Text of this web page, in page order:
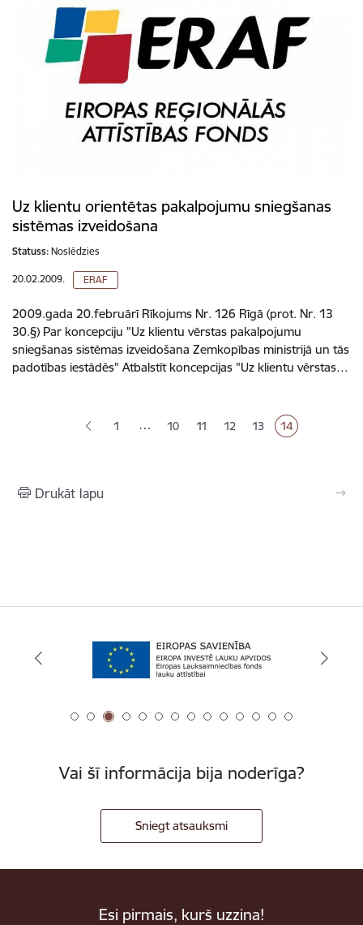
Uz klientu orientētas pakalpojumu sniegšanas
sistēmas izveidošana
Statuss: Noslēdzies
20.02.2009. ERAF
2009.gada 20.februārī Rīkojums Nr. 126 Rīgā (prot. Nr. 13
30.§) Par koncepciju "Uz klientu vērstas pakalpojumu
sniegšanas sistēmas izveidošana Zemkopības ministrijā un tās
padotības iestādēs" Atbalstīt koncepcijas "Uz klientu vērstas…
1 … Lapa
10 Lapa
11 Lapa
12 Lapa
13 Pašreizējā lapa
14
Drukāt lapu
Vai šī informācija bija noderīga?
Sniegt atsauksmi
Esi pirmais, kurš uzzina!